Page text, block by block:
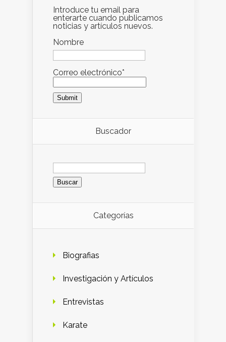
Introduce tu email para
enterarte cuando publicamos
noticias y artículos nuevos.
Nombre
Correo electrónico*
Buscador
Buscar:
Categorías
Biografias
Investigación y Artículos
Entrevistas
Karate